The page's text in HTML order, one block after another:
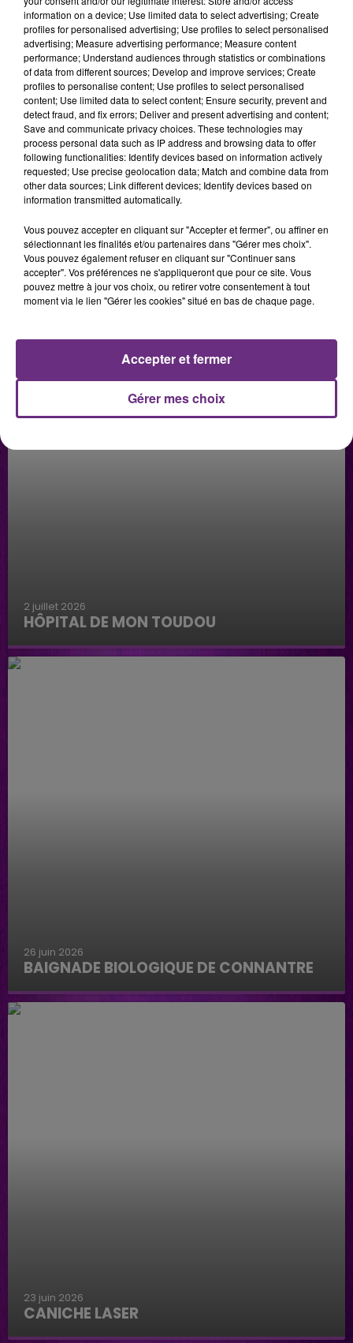
CONCERTS DE FOIRE EN SCÈNE 2026
29 juillet 2026
GAGNEZ VOTRE SÉJOUR AU CENTER
PARCS DU LAC D’AILETTE AVEC
LES PODCASTS
2 juillet 2026
HÔPITAL DE MON TOUDOU
Hôpital de mon Toudou
26 juin 2026
BAIGNADE BIOLOGIQUE DE CONNANTRE
Baignade biologique de Connantre
23 juin 2026
CANICHE LASER
Caniche Laser
information on a device; Use limited data to select advertising; Create
profiles for personalised advertising; Use profiles to select personalised
advertising; Measure advertising performance; Measure content
performance; Understand audiences through statistics or combinations
of data from different sources; Develop and improve services; Create
profiles to personalise content; Use profiles to select personalised
content; Use limited data to select content; Ensure security, prevent and
detect fraud, and fix errors; Deliver and present advertising and content;
Save and communicate privacy choices. These technologies may
process personal data such as IP address and browsing data to offer
following functionalities: Identify devices based on information actively
requested; Use precise geolocation data; Match and combine data from
other data sources; Link different devices; Identify devices based on
information transmitted automatically.
Vous pouvez accepter en cliquant sur "Accepter et fermer", ou affiner en
sélectionnant les finalités et/ou partenaires dans "Gérer mes choix".
Vous pouvez également refuser en cliquant sur "Continuer sans
accepter". Vos préférences ne s'appliqueront que pour ce site. Vous
pouvez mettre à jour vos choix, ou retirer votre consentement à tout
moment via le lien "Gérer les cookies" situé en bas de chaque page.
Gérer mes choix
Accepter et fermer